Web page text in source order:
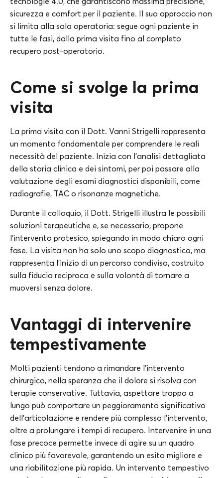
sicurezza e comfort per il paziente. Il suo approccio non
si limita alla sala operatoria: segue ogni paziente in
tutte le fasi, dalla prima visita fino al completo
recupero post-operatorio.
Come si svolge la prima
visita
La prima visita con il Dott. Vanni Strigelli rappresenta
un momento fondamentale per comprendere le reali
necessità del paziente. Inizia con l’analisi dettagliata
della storia clinica e dei sintomi, per poi passare alla
valutazione degli esami diagnostici disponibili, come
radiografie, TAC o risonanze magnetiche.
Durante il colloquio, il Dott. Strigelli illustra le possibili
soluzioni terapeutiche e, se necessario, propone
l’intervento protesico, spiegando in modo chiaro ogni
fase. La visita non ha solo uno scopo diagnostico, ma
rappresenta l’inizio di un percorso condiviso, costruito
sulla fiducia reciproca e sulla volontà di tornare a
muoversi senza dolore.
Vantaggi di intervenire
tempestivamente
Molti pazienti tendono a rimandare l’intervento
chirurgico, nella speranza che il dolore si risolva con
terapie conservative. Tuttavia, aspettare troppo a
lungo può comportare un peggioramento significativo
dell’articolazione e rendere più complesso l’intervento,
oltre a prolungare i tempi di recupero. Intervenire in una
fase precoce permette invece di agire su un quadro
clinico più favorevole, garantendo un esito migliore e
una riabilitazione più rapida. Un intervento tempestivo